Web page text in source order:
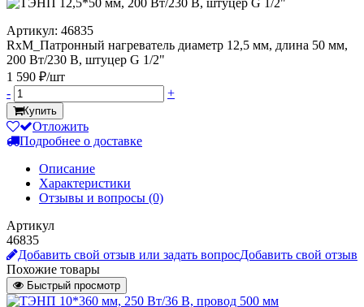
Артикул: 46835
RxM_Патронный нагреватель диаметр 12,5 мм, длина 50 мм,
200 Вт/230 В, штуцер G 1/2"
1 590 ₽/шт
-
+
Купить
Отложить
Подробнее о доставке
Описание
Характеристики
Отзывы и вопросы (0)
Артикул
46835
Добавить свой отзыв или задать вопросДобавить свой отзыв
Похожие товары
Быстрый просмотр